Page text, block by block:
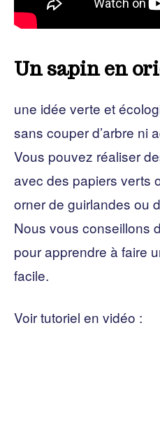
Un sapin en
une idée verte et
sans couper d’arbre ni
Vous pouvez réaliser
avec des papiers verts
orner de guirlandes ou
Nous vous conseillons
pour apprendre à faire
facile.
Voir tutoriel en vidéo :